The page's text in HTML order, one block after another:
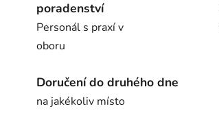
poradenství
Personál s praxí v
oboru
Doručení do druhého dne
na jakékoliv místo